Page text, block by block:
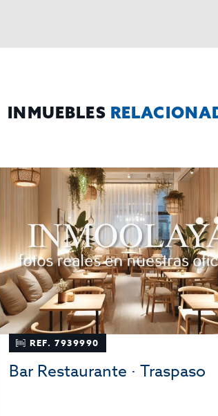
INMUEBLES
REF. 7939990
Bar Restaurante · Traspaso